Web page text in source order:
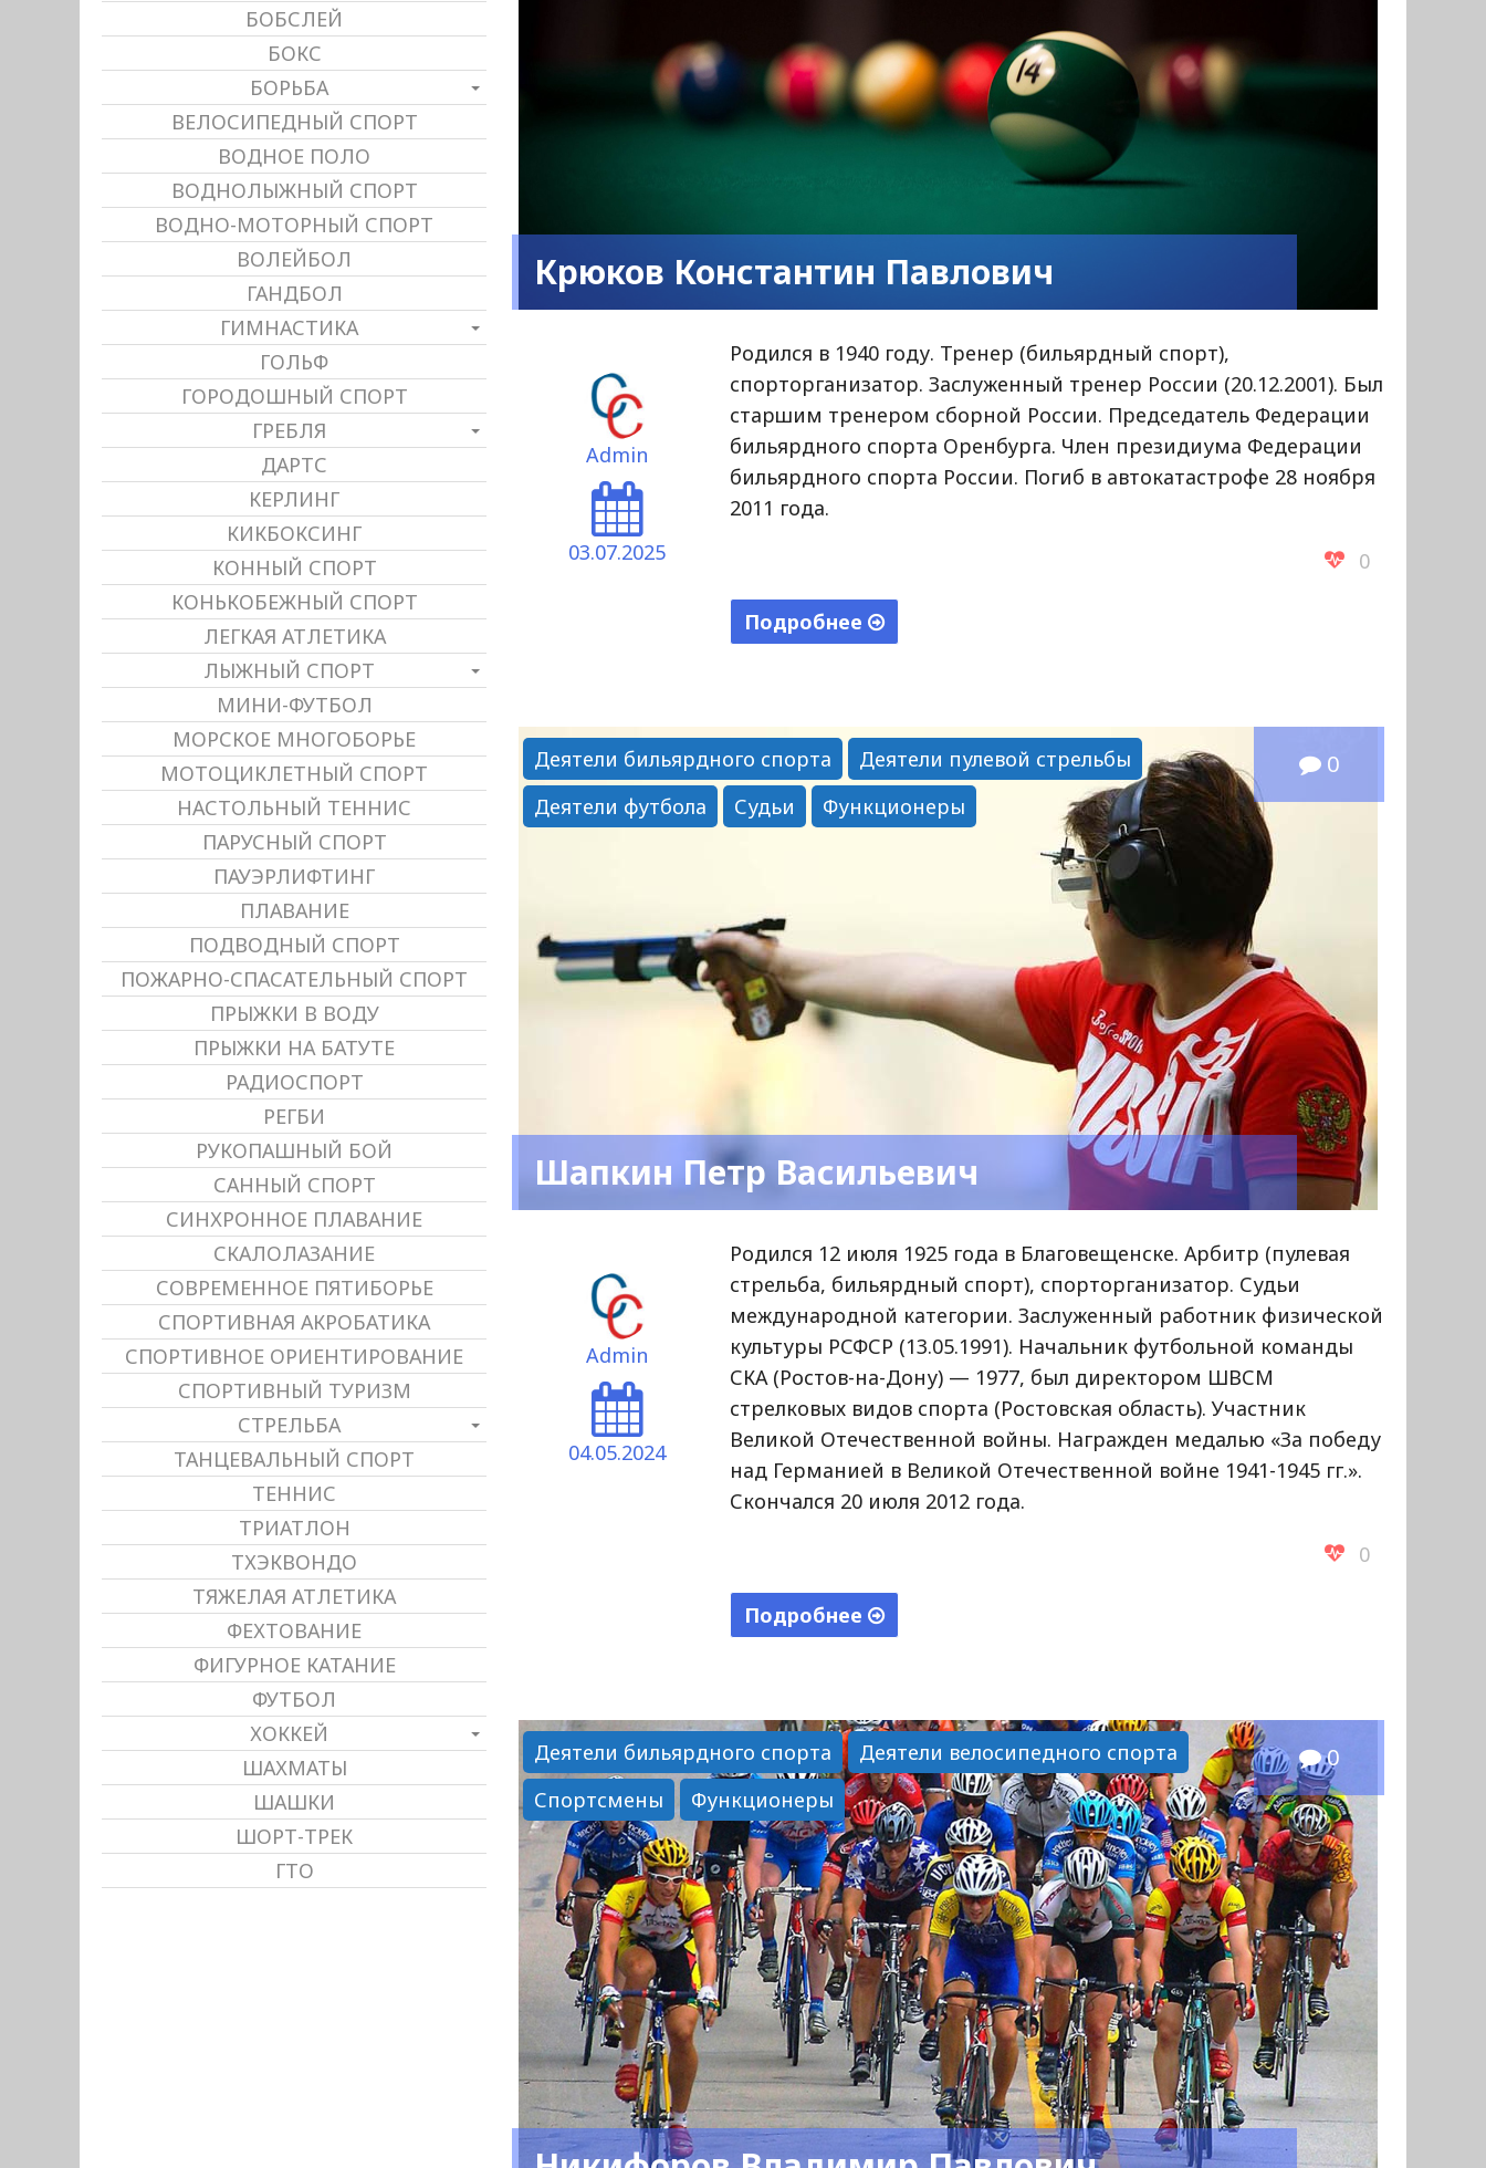
Крюков Константин Павлович
Admin
03.07.2025
Родился в 1940 году. Тренер (бильярдный спорт),
спорторганизатор. Заслуженный тренер России (20.12.2001). Был
старшим тренером сборной России. Председатель Федерации
бильярдного спорта Оренбурга. Член президиума Федерации
бильярдного спорта России. Погиб в автокатастрофе 28 ноября
2011 года.
0
Подробнее
Павлович"
Деятели бильярдного спорта
Деятели пулевой стрельбы
Деятели футбола
Судьи Функционеры
0
Шапкин Петр Васильевич
Admin
04.05.2024
Родился 12 июля 1925 года в Благовещенске. Арбитр (пулевая
стрельба, бильярдный спорт), спорторганизатор. Судьи
международной категории. Заслуженный работник физической
культуры РСФСР (13.05.1991). Начальник футбольной команды
СКА (Ростов-на-Дону) — 1977, был директором ШВСМ
стрелковых видов спорта (Ростовская область). Участник
Великой Отечественной войны. Награжден медалью «За победу
над Германией в Великой Отечественной войне 1941-1945 гг.».
Скончался 20 июля 2012 года.
0
Подробнее
Васильевич"
Деятели бильярдного спорта
Деятели велосипедного спорта
Спортсмены
Функционеры
0
БОБСЛЕЙ
БОКС
БОРЬБА
ВЕЛОСИПЕДНЫЙ СПОРТ
ВОДНОЕ ПОЛО
ВОДНОЛЫЖНЫЙ СПОРТ
ВОДНО-МОТОРНЫЙ СПОРТ
ВОЛЕЙБОЛ
ГАНДБОЛ
ГИМНАСТИКА
ГОЛЬФ
ГОРОДОШНЫЙ СПОРТ
ГРЕБЛЯ
ДАРТС
КЕРЛИНГ
КИКБОКСИНГ
КОННЫЙ СПОРТ
КОНЬКОБЕЖНЫЙ СПОРТ
ЛЕГКАЯ АТЛЕТИКА
ЛЫЖНЫЙ СПОРТ
МИНИ-ФУТБОЛ
МОРСКОЕ МНОГОБОРЬЕ
МОТОЦИКЛЕТНЫЙ СПОРТ
НАСТОЛЬНЫЙ ТЕННИС
ПАРУСНЫЙ СПОРТ
ПАУЭРЛИФТИНГ
ПЛАВАНИЕ
ПОДВОДНЫЙ СПОРТ
ПОЖАРНО-СПАСАТЕЛЬНЫЙ СПОРТ
ПРЫЖКИ В ВОДУ
ПРЫЖКИ НА БАТУТЕ
РАДИОСПОРТ
РЕГБИ
РУКОПАШНЫЙ БОЙ
САННЫЙ СПОРТ
СИНХРОННОЕ ПЛАВАНИЕ
СКАЛОЛАЗАНИЕ
СОВРЕМЕННОЕ ПЯТИБОРЬЕ
СПОРТИВНАЯ АКРОБАТИКА
СПОРТИВНОЕ ОРИЕНТИРОВАНИЕ
СПОРТИВНЫЙ ТУРИЗМ
СТРЕЛЬБА
ТАНЦЕВАЛЬНЫЙ СПОРТ
ТЕННИС
ТРИАТЛОН
ТХЭКВОНДО
ТЯЖЕЛАЯ АТЛЕТИКА
ФЕХТОВАНИЕ
ФИГУРНОЕ КАТАНИЕ
ФУТБОЛ
ХОККЕЙ
ШАХМАТЫ
ШАШКИ
ШОРТ-ТРЕК
ГТО